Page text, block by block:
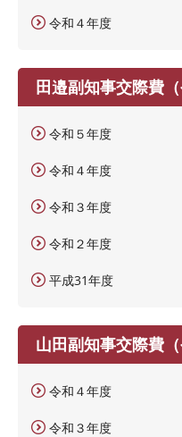
令和４年度
田邉副知事交際費
令和５年度
令和４年度
令和３年度
令和２年度
平成31年度
山田副知事交際費
令和４年度
令和３年度